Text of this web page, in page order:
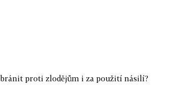
proti zlodějům i za použití násilí?